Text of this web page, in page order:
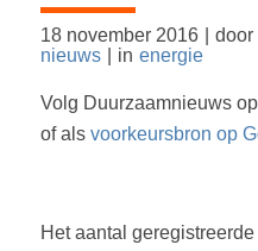
18 november 2016 door
nieuws
in energie
Volg Duurzaamnieuws op
of als voorkeursbron op
Het aantal